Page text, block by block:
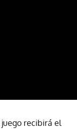
juego recibirá el